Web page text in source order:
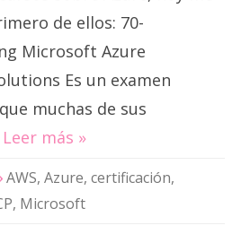
de ellos: 70-
Microsoft Azure
Es un examen
muchas de sus
Leer más »
AWS, Azure, certificación,
, Microsoft